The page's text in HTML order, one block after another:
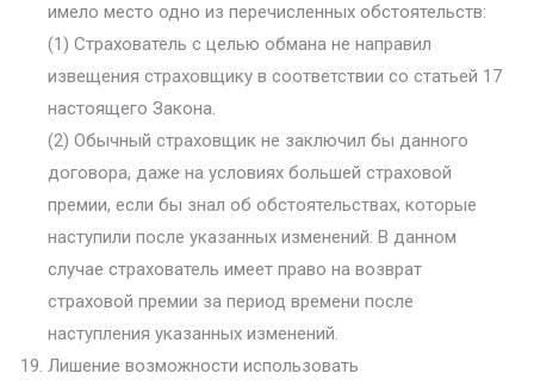
имело место одно из перечисленных обстоятельств:
(1) Страхователь с целью обмана не направил
извещения страховщику в соответствии со статьей 17
настоящего Закона.
(2) Обычный страховщик не заключил бы данного
договора, даже на условиях большей страховой
премии, если бы знал об обстоятельствах, которые
наступили после указанных изменений. В данном
случае страхователь имеет право на возврат
страховой премии за период времени после
наступления указанных изменений.
Лишение возможности использовать